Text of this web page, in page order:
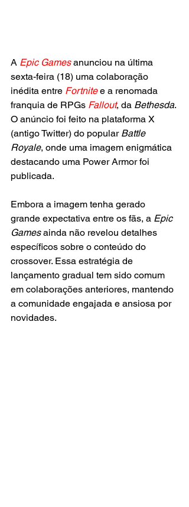
A Epic Games anunciou na última
sexta-feira (18) uma colaboração
inédita entre Fortnite e a renomada
franquia de RPGs Fallout, da Bethesda.
O anúncio foi feito na plataforma X
(antigo Twitter) do popular Battle
Royale, onde uma imagem enigmática
destacando uma Power Armor foi
publicada.
Embora a imagem tenha gerado
grande expectativa entre os fãs, a Epic
Games ainda não revelou detalhes
específicos sobre o conteúdo do
crossover. Essa estratégia de
lançamento gradual tem sido comum
em colaborações anteriores, mantendo
a comunidade engajada e ansiosa por
novidades.